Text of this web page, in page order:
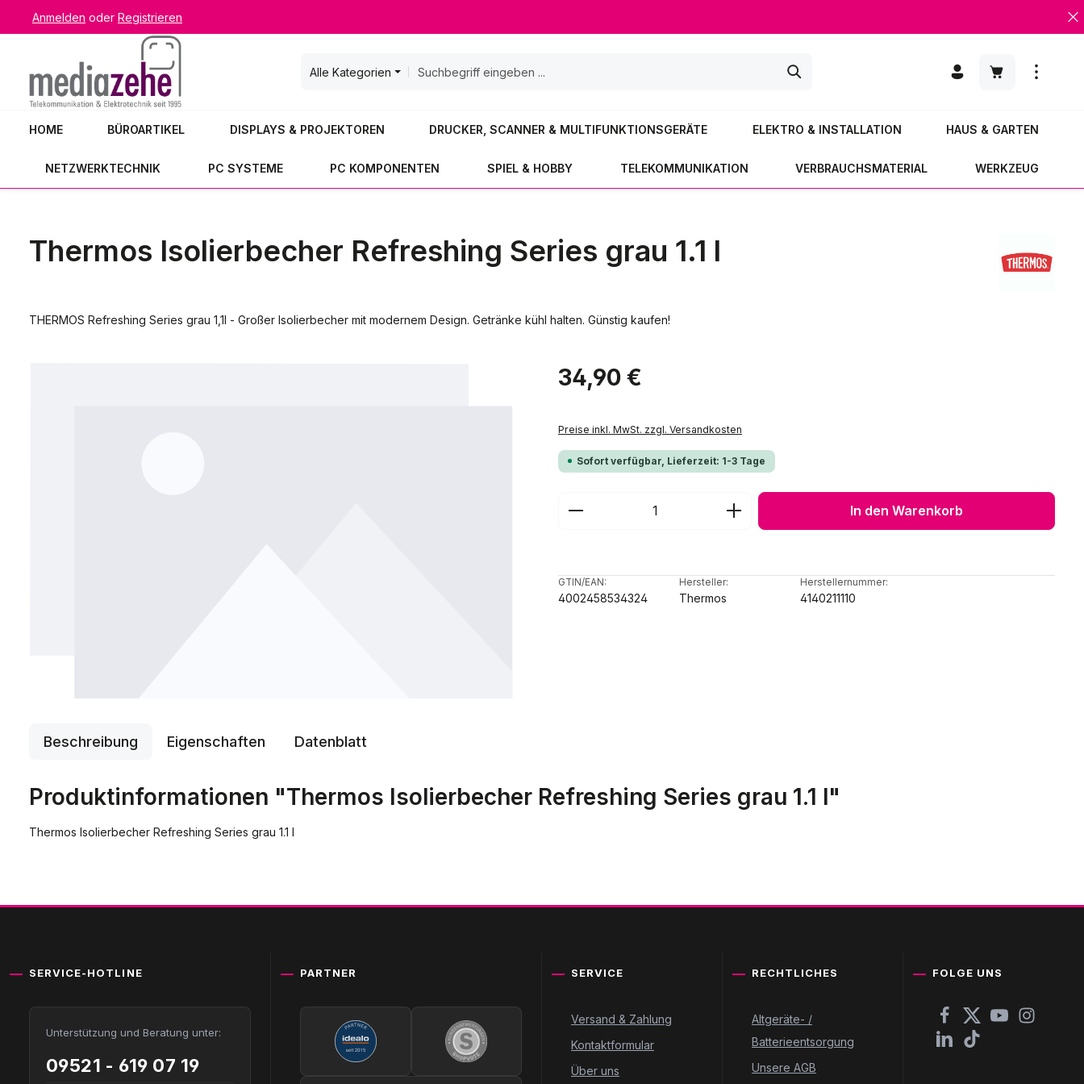
Hauptinhalt springen
Zur Suche springen
Zur Hauptnavigation springen
Anmelden oder Registrieren
Alle Kategorien
Warenkorb
HOME BÜROARTIKEL DISPLAYS & PROJEKTOREN DRUCKER, SCANNER & MULTIFUNKTIONSGERÄTE ELEKTRO & INSTALLATION HAUS & GARTEN
NETZWERKTECHNIK PC SYSTEME PC KOMPONENTEN SPIEL & HOBBY TELEKOMMUNIKATION VERBRAUCHSMATERIAL WERKZEUG
Thermos Isolierbecher Refreshing Series grau 1.1 l
THERMOS Refreshing Series grau 1,1l - Großer Isolierbecher mit modernem Design. Getränke kühl halten. Günstig kaufen!
Regulärer Preis:
34,90 €
Preise inkl. MwSt. zzgl. Versandkosten
Sofort verfügbar, Lieferzeit: 1-3 Tage
Produkt Anzahl: Gib den gewünschten Wert ein oder
In den Warenkorb
GTIN/EAN:
4002458534324
Hersteller:
Thermos
Herstellernummer:
4140211110
Beschreibung Eigenschaften Datenblatt
Produktinformationen "Thermos Isolierbecher Refreshing Series grau 1.1 l"
Thermos Isolierbecher Refreshing Series grau 1.1 l
SERVICE-HOTLINE
Unterstützung und Beratung unter:
09521 - 619 07 19
PARTNER SERVICE
Versand & Zahlung
Kontaktformular
Über uns
RECHTLICHES
Altgeräte- /
Batterieentsorgung
Unsere AGB
FOLGE UNS